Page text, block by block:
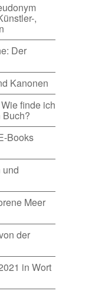
,
Der
Kanonen
finde ich
Buch?
Books
und
Meer
der
in Wort